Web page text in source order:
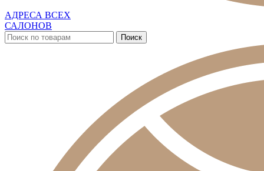
АДРЕСА ВСЕХ
САЛОНОВ